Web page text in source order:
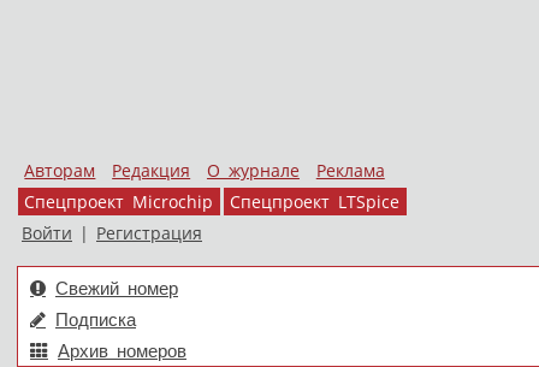
Авторам Редакция О журнале
Реклама
Спецпроект Microchip
Спецпроект LTSpice
Войти | Регистрация
Свежий номер
Подписка
Архив номеров